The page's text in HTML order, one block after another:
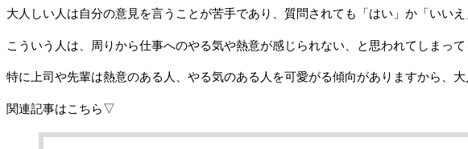
大人しい人は自分の意見を言うことが苦手であり、質問されても「はい」か「いいえ
こういう人は、周りから仕事へのやる気や熱意が感じられない、と思われてしまって
特に上司や先輩は熱意のある人、やる気のある人を可愛がる傾向がありますから、
関連記事はこちら▽